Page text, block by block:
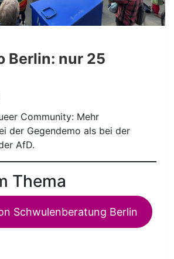
Berlin: nur 25
Community: Mehr
der Gegendemo als bei der
AfD.
Thema
Schwulenberatung Berlin